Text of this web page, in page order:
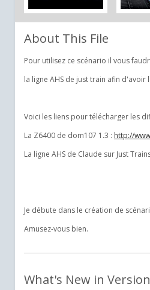
About This File
Pour utilisez ce scénario il vous
la ligne AHS de just train afin
Voici les liens pour télécharger les
La Z6400 de dom107 1.3 : http://
La ligne AHS de Claude sur Just
Je débute dans le création de
Amusez-vous bien.
What's New in Version